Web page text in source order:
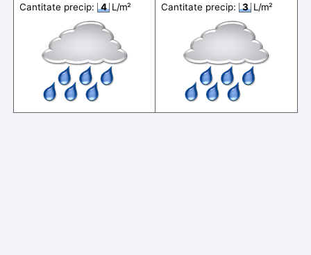
Cantitate precip:
4 L/m²
Cantitate precip:
3 L/m²